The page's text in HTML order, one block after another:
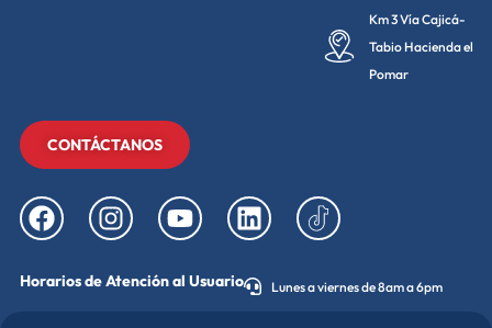
Km 3 Vía Cajicá-
Tabio Hacienda el
Pomar
CONTÁCTANOS
Horarios de Atención al Usuario Lunes a viernes de 8am a 6pm